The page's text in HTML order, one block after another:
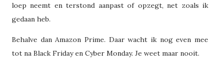
loep neemt en terstond aanpast of opzegt, net zoals ik
gedaan heb.
Behalve dan Amazon Prime. Daar wacht ik nog even mee
tot na Black Friday en Cyber Monday. Je weet maar nooit.